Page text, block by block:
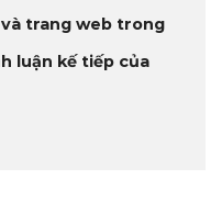
trang web trong
luận kế tiếp của